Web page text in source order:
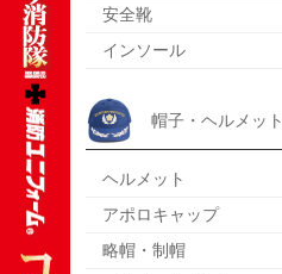
安全靴
インソール
帽子・ヘルメット
ヘルメット
アポロキャップ
略帽・制帽